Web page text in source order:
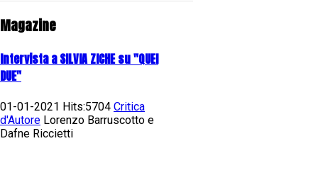
Magazine
Intervista a SILVIA ZICHE su "QUEI
DUE"
01-01-2021 Hits:5704 Critica
d'Autore Lorenzo Barruscotto e
Dafne Riccietti